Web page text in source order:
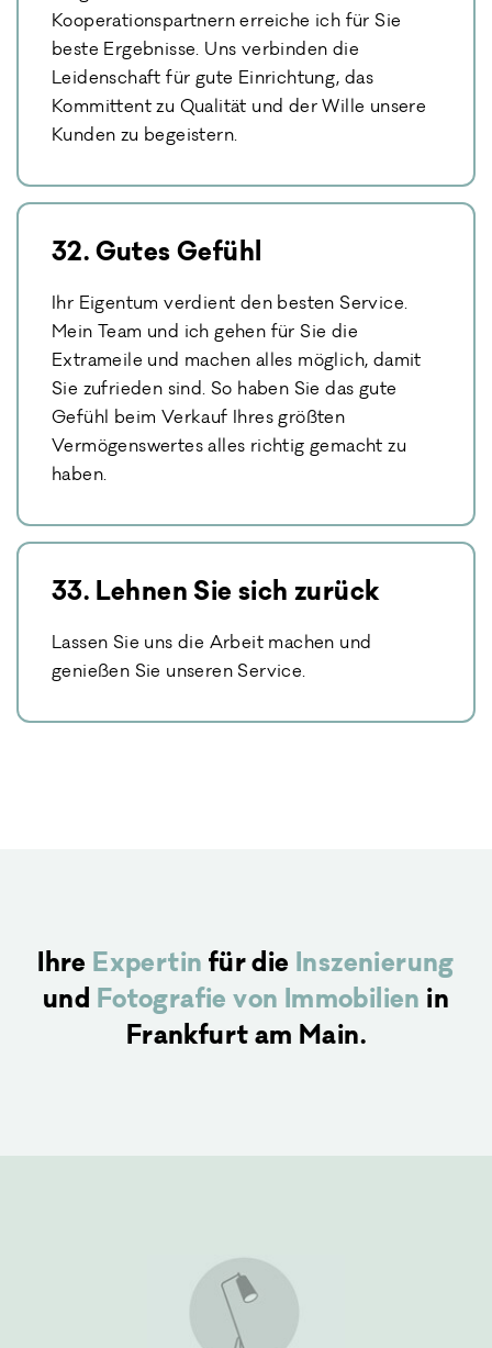
Kooperationspartnern erreiche ich für Sie
beste Ergebnisse. Uns verbinden die
Leidenschaft für gute Einrichtung, das
Kommittent zu Qualität und der Wille unsere
Kunden zu begeistern.
32. Gutes Gefühl
Ihr Eigentum verdient den besten Service.
Mein Team und ich gehen für Sie die
Extrameile und machen alles möglich, damit
Sie zufrieden sind. So haben Sie das gute
Gefühl beim Verkauf Ihres größten
Vermögenswertes alles richtig gemacht zu
haben.
33. Lehnen Sie sich zurück
Lassen Sie uns die Arbeit machen und
genießen Sie unseren Service.
Ihre Expertin für die Inszenierung
und Fotografie von Immobilien in
Frankfurt am Main.